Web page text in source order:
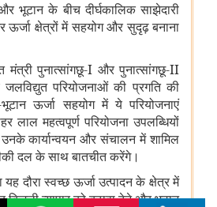
सेवाएं
मान्यता प्राप्त साक्ष्य-आधारित स्वास्थ्य सेवा
केंद्रीय मंत्री श्री प्रतापराव जाधव
के कारण कृषि उपज में हानि
कृषि मिशन का कार्यान्वयन
(एफपीओ) का गठन
तिलहन (एनएमईओ-तिलहन) का क्रियान्वयन